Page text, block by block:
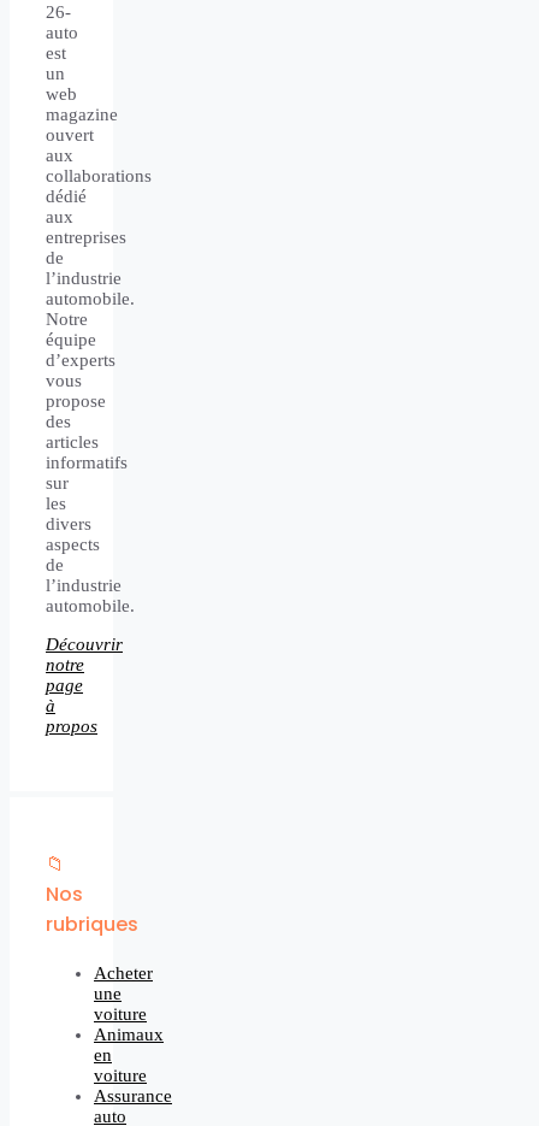
26-
auto
est
un
web
magazine
ouvert
aux
collaborations
dédié
aux
entreprises
de
l’industrie
automobile.
Notre
équipe
d’experts
vous
propose
des
articles
informatifs
sur
les
divers
aspects
de
l’industrie
automobile.
Découvrir
notre
page
à
propos
📁
Nos
rubriques
Acheter
une
voiture
Animaux
en
voiture
Assurance
auto